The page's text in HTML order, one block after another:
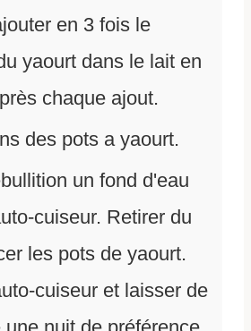
en 3 fois le
yaourt dans le lait en
chaque ajout.
des pots a yaourt.
un fond d'eau
cuiseur. Retirer du
les pots de yaourt.
cuiseur et laisser de